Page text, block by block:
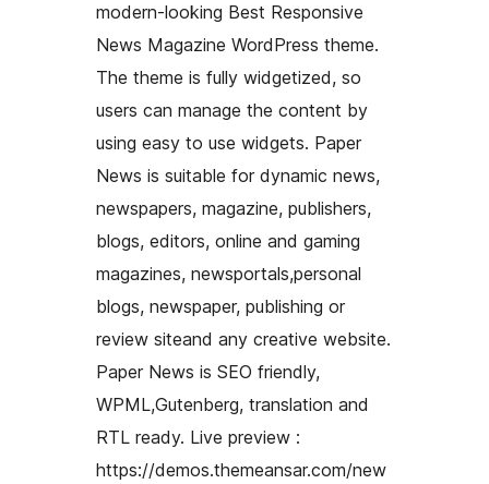
modern-looking Best Responsive
News Magazine WordPress theme.
The theme is fully widgetized, so
users can manage the content by
using easy to use widgets. Paper
News is suitable for dynamic news,
newspapers, magazine, publishers,
blogs, editors, online and gaming
magazines, newsportals,personal
blogs, newspaper, publishing or
review siteand any creative website.
Paper News is SEO friendly,
WPML,Gutenberg, translation and
RTL ready. Live preview :
https://demos.themeansar.com/new